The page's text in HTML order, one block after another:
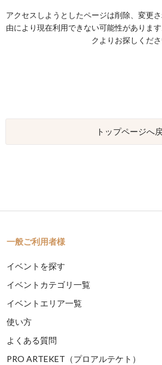
アクセスしようとしたページは削除、変更
由により現在利用できない可能性がありま
クよりお探しくださ
トップページへ
一般ご利用者様
イベントを探す
イベントカテゴリ一覧
イベントエリア一覧
使い方
よくある質問
PRO ARTEKET（プロアルテケト）